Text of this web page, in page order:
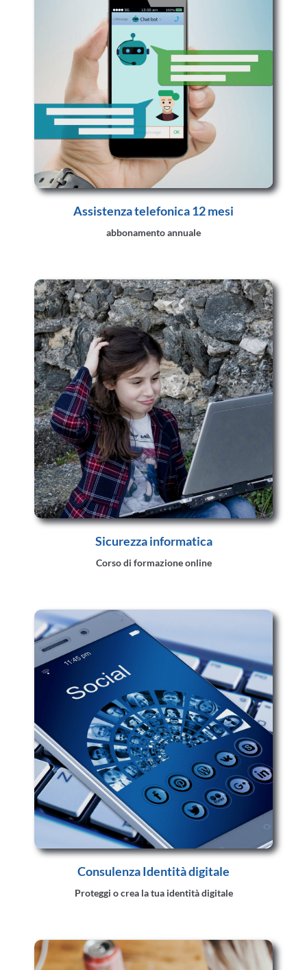
Assistenza telefonica 12 mesi
abbonamento annuale
Sicurezza informatica
Corso di formazione online
Consulenza Identità digitale
Proteggi o crea la tua identità digitale